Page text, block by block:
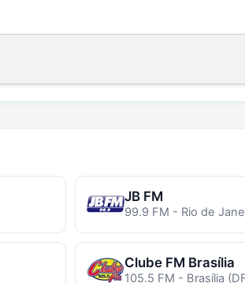
JB FM
99.9 FM - Rio de
Clube FM Brasília
105.5 FM - Brasília